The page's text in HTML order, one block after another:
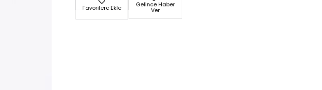
Favorilere Ekle Gelince Haber
Ver